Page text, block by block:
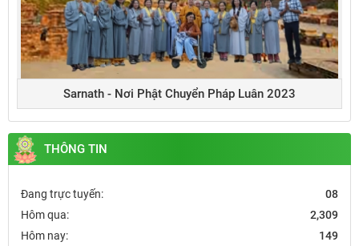
Sarnath - Nơi Phật Chuyển Pháp Luân 2023
THÔNG TIN
Đang trực tuyến:
08
Hôm qua:
2,309
Hôm nay:
149